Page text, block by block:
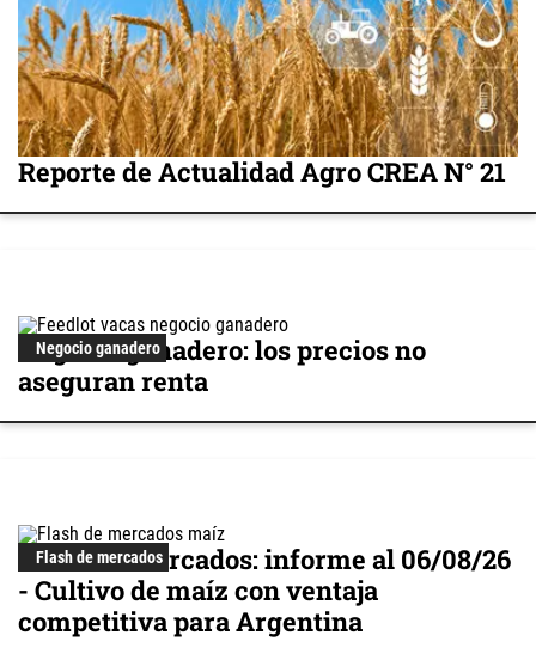
Reporte de Actualidad Agro CREA N° 21
Negocio ganadero
Negocio ganadero: los precios no
aseguran renta
Flash de mercados
Flash de mercados: informe al 06/08/26
- Cultivo de maíz con ventaja
competitiva para Argentina